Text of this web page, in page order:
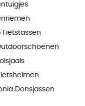
Fietstassen
Donsjassen